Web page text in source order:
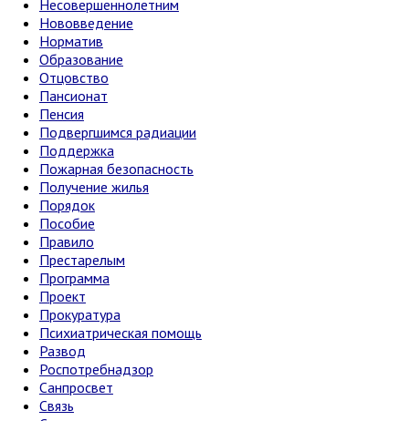
Несовершеннолетним
Нововведение
Норматив
Образование
Отцовство
Пансионат
Пенсия
Подвергшимся радиации
Поддержка
Пожарная безопасность
Получение жилья
Порядок
Пособие
Правило
Престарелым
Программа
Проект
Прокуратура
Психиатрическая помощь
Развод
Роспотребнадзор
Санпросвет
Связь